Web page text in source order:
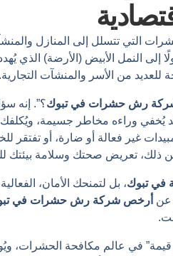
التي تتسلل إلى المنازل
النمل الأبيض (الأرضة) الذي
للعديد من الأسر والمنشآت التجارية.
رش حشرات في تبوك؟”. إنه
يُخفي وراءه مخاطر جسيمة،
غير فعالة أو ضارة، أو تفتقر
من ذلك، تعريض صحتك وسلامة بيئتك
في تبوك، بل لتمنحك الأمان،
عن أرخص شركة رش حشرات في
في عالم مكافحة الحشرات،